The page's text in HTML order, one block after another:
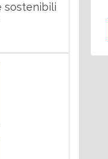
sostenibili